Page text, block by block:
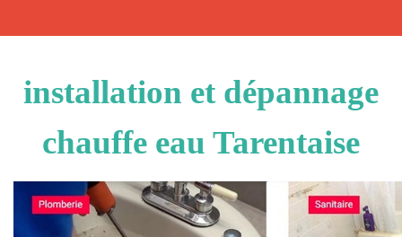
installation et dépannage
chauffe eau Tarentaise